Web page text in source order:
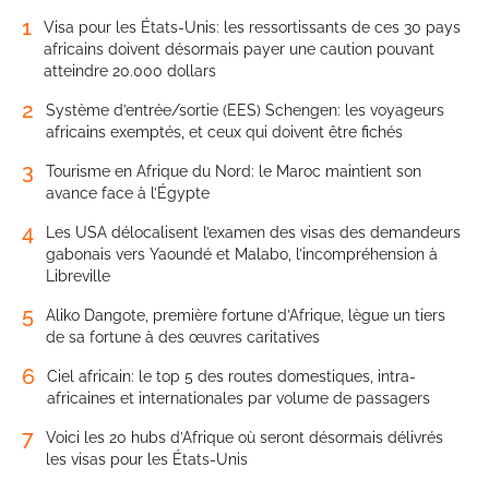
1
Visa pour les États-Unis: les ressortissants de ces 30 pays
africains doivent désormais payer une caution pouvant
atteindre 20.000 dollars
2
Système d’entrée/sortie (EES) Schengen: les voyageurs
africains exemptés, et ceux qui doivent être fichés
3
Tourisme en Afrique du Nord: le Maroc maintient son
avance face à l’Égypte
4
Les USA délocalisent l’examen des visas des demandeurs
gabonais vers Yaoundé et Malabo, l’incompréhension à
Libreville
5
Aliko Dangote, première fortune d’Afrique, lègue un tiers
de sa fortune à des œuvres caritatives
6
Ciel africain: le top 5 des routes domestiques, intra-
africaines et internationales par volume de passagers
7
Voici les 20 hubs d’Afrique où seront désormais délivrés
les visas pour les États-Unis